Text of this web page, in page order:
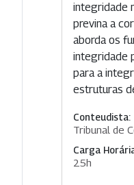
integridade
previna a
aborda os
integridade
para a
estruturas
Conteudista:
Tribunal de
Carga
25h